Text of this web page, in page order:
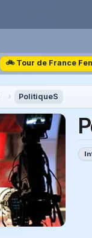
🚲 Tour de France
PolitiqueS